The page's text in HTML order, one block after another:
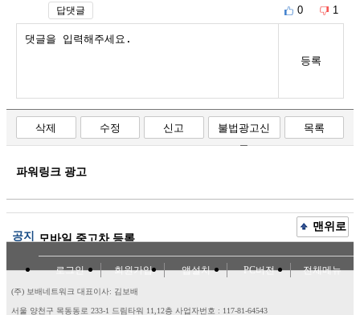
답댓글 0 1
등록
삭제 수정 신고
불법광고신
고
목록
파워링크 광고
공지 모바일 중고차 등록
맨위로
로그인 회원가입 앱설치 PC버전 전체메뉴
(주) 보배네트워크 대표이사: 김보배
서울 양천구 목동동로 233-1 드림타워 11,12층 사업자번호 : 117-81-64543